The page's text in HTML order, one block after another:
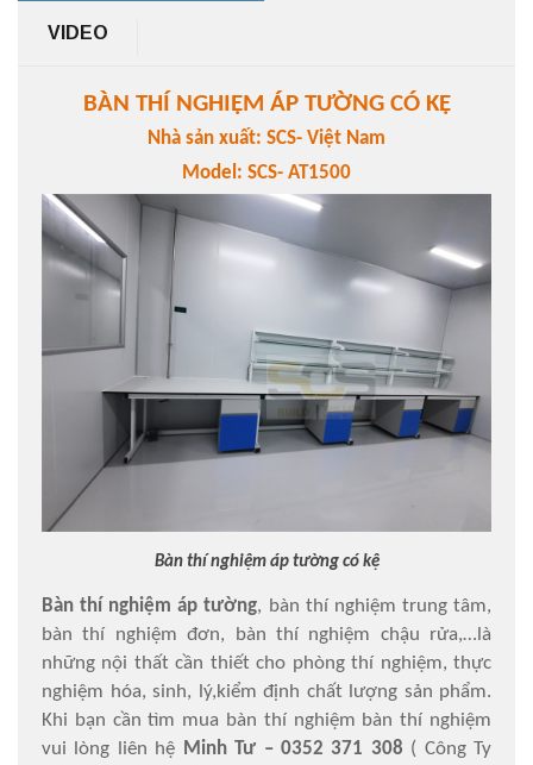
VIDEO
BÀN THÍ NGHIỆM ÁP TƯỜNG CÓ KỆ
Nhà sản xuất: SCS- Việt Nam
Model: SCS- AT1500
Bàn thí nghiệm áp tường có kệ
Bàn thí nghiệm áp tường, bàn thí nghiệm trung tâm,
bàn thí nghiệm đơn, bàn thí nghiệm chậu rửa,…là
những nội thất cần thiết cho phòng thí nghiệm, thực
nghiệm hóa, sinh, lý,kiểm định chất lượng sản phẩm.
Khi bạn cần tìm mua bàn thí nghiệm bàn thí nghiệm
vui lòng liên hệ Minh Tư – 0352 371 308 ( Công Ty